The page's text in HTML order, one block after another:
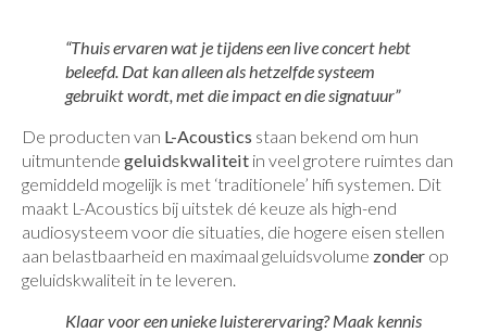
“Thuis ervaren wat je tijdens een live concert hebt
beleefd. Dat kan alleen als hetzelfde systeem
gebruikt wordt, met die impact en die signatuur”
De producten van L-Acoustics staan bekend om hun
uitmuntende geluidskwaliteit in veel grotere ruimtes dan
gemiddeld mogelijk is met ‘traditionele’ hifi systemen. Dit
maakt L-Acoustics bij uitstek dé keuze als high-end
audiosysteem voor die situaties, die hogere eisen stellen
aan belastbaarheid en maximaal geluidsvolume zonder op
geluidskwaliteit in te leveren.
Klaar voor een unieke luisterervaring? Maak kennis